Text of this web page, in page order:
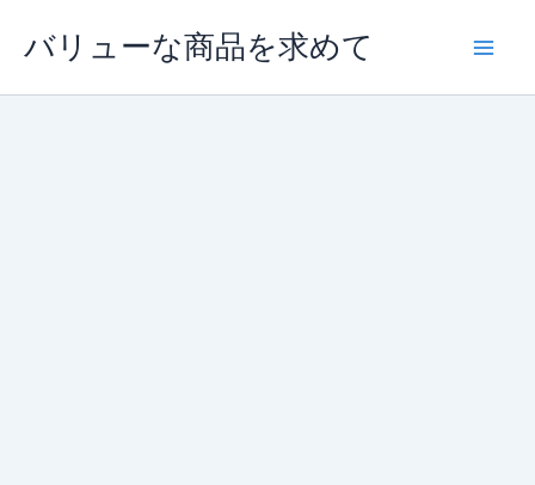
バリューな商品を求めて